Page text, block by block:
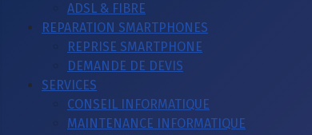
ADSL & FIBRE
REPARATION SMARTPHONES
REPRISE SMARTPHONE
DEMANDE DE DEVIS
SERVICES
CONSEIL INFORMATIQUE
MAINTENANCE INFORMATIQUE